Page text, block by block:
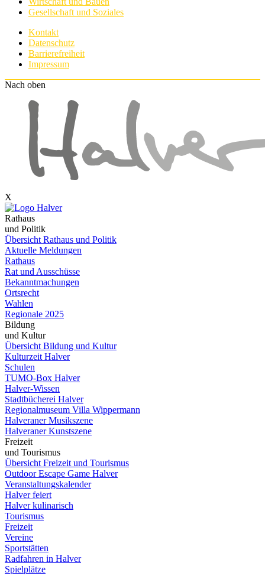
Gesellschaft und Soziales
Kontakt
Datenschutz
Barrierefreiheit
Impressum
Nach oben
X
Rathaus
und Politik
Übersicht Rathaus und Politik
Aktuelle Meldungen
Rathaus
Rat und Ausschüsse
Bekanntmachungen
Ortsrecht
Wahlen
Regionale 2025
Bildung
und Kultur
Übersicht Bildung und Kultur
Kulturzeit Halver
Schulen
TUMO-Box Halver
Halver-Wissen
Stadtbücherei Halver
Regionalmuseum Villa Wippermann
Halveraner Musikszene
Halveraner Kunstszene
Freizeit
und Tourismus
Übersicht Freizeit und Tourismus
Outdoor Escape Game Halver
Veranstaltungskalender
Halver feiert
Halver kulinarisch
Tourismus
Freizeit
Vereine
Sportstätten
Radfahren in Halver
Spielplätze